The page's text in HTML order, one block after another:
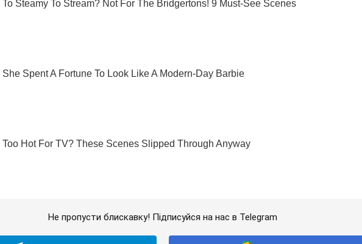
Не пропусти блискавку! Підписуйся на нас в Telegram